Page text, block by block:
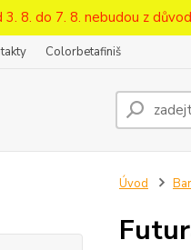
8. do 7. 8. nebudou z
Colorbetafiniš
Úvod